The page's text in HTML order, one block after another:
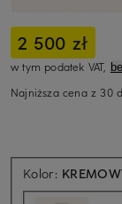
2 500 zł
w tym podatek VAT,
Najniższa cena z 30
Kolor: